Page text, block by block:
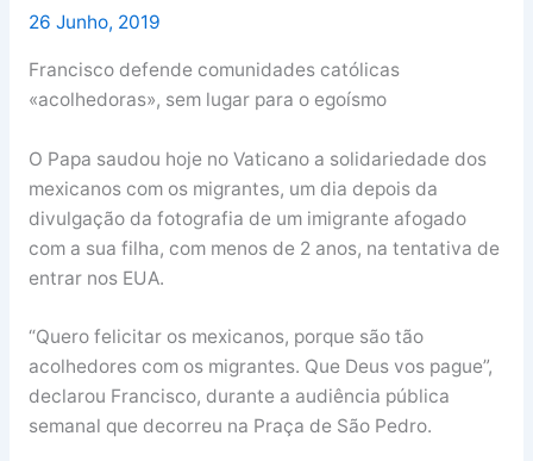
26 Junho, 2019
Francisco defende comunidades católicas
«acolhedoras», sem lugar para o egoísmo
O Papa saudou hoje no Vaticano a solidariedade dos
mexicanos com os migrantes, um dia depois da
divulgação da fotografia de um imigrante afogado
com a sua filha, com menos de 2 anos, na tentativa de
entrar nos EUA.
“Quero felicitar os mexicanos, porque são tão
acolhedores com os migrantes. Que Deus vos pague”,
declarou Francisco, durante a audiência pública
semanal que decorreu na Praça de São Pedro.